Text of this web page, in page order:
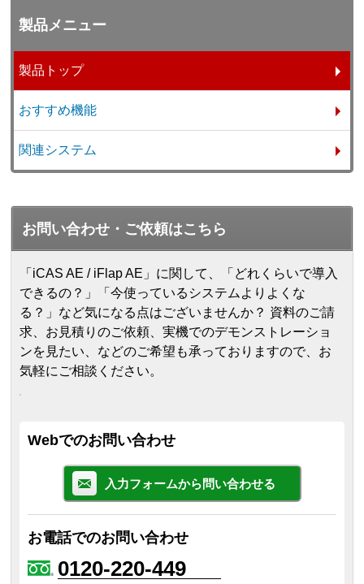
製品メニュー
製品トップ
おすすめ機能
関連システム
お問い合わせ・ご依頼はこちら
「iCAS AE / iFlap AE」に関して、「どれくらいで導入
できるの？」「今使っているシステムよりよくな
る？」など気になる点はございませんか？ 資料のご請
求、お見積りのご依頼、実機でのデモンストレーショ
ンを見たい、などのご希望も承っておりますので、お
気軽にご相談ください。
Webでのお問い合わせ
入力フォームから問い合わせる
お電話でのお問い合わせ
0120-220-449